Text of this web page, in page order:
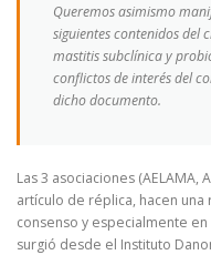
Queremos asimismo
siguientes contenidos del
mastitis subclínica y
conflictos de interés del
dicho documento.
Las 3 asociaciones (AELAMA,
artículo de réplica, hacen
consenso y especialmente
surgió desde el Instituto